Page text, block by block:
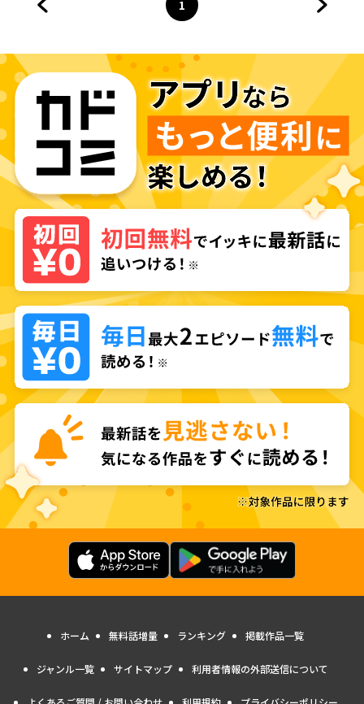
ページ
1
へ
ホーム 無料話増量 ランキング 掲載作品一覧
ジャンル一覧 サイトマップ 利用者情報の外部送信について